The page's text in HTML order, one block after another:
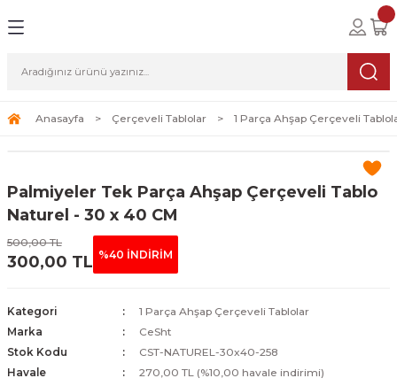
Tablolar
Tablolar
Sanat
Anasayfa Çerçeveli Tablolar 1 Parça Ahşap Çerçeveli
Palmiyeler Tek Parça Ahşap Çerçeveli Tablo
Naturel - 30 x 40 CM
500,00 TL
300,00 TL %40 İNDİRİM
Kategori
1 Parça Ahşap Çerçeveli Tablolar
Marka
CeSht
Stok Kodu
CST-NATUREL-30x40-258
Havale
270,00 TL (%10,00 havale indirimi)